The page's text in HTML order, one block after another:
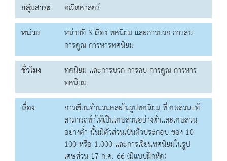
กลุ่มสาระ
คณิตศาสตร์
หน่วย
หน่วยที่ 3 เรื่อง ทศนิยม และการบวก การลบ
การคูณ การหารทศนิยม
ชั่วโมง
ทศนิยม และการบวก การลบ การคูณ การหาร
ทศนิยม
เรื่อง
การเขียนจำนวนคละในรูปทศนิยม ที่เศษส่วนแท้
สามารถทำให้เป็นเศษส่วนอย่างต่ำและเศษส่วน
อย่างต่ำ นั้นมีตัวส่วนเป็นตัวประกอบ ของ 10
100 หรือ 1,000 และการเขียนทศนิยมในรูป
เศษส่วน 17 ก.ค. 66 (มีแบบฝึกหัด)